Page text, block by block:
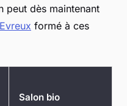
peut dès maintenant
formé à ces
Salon bio